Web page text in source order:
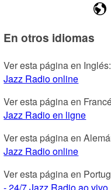
En otros idiomas
Ver esta página en Inglés:
Jazz Radio online
Ver esta página en
Jazz Radio en ligne
Ver esta página en
Jazz Radio online
Ver esta página en
- 24/7 Jazz Radio ao vivo